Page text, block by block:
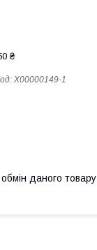
₴
X00000149-1
даного товару